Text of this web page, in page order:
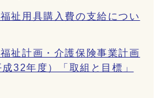
祉用具購入費の支給につい
祉計画・介護保険事業計画
32年度）「取組と目標」